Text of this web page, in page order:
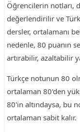
Öğrencilerin notları,
değerlendirilir ve
dersler, ortalamanı
nedenle, 80 puanın
artırabilir, azaltabilir
Türkçe notunun 80
ortalaman 80'den
80'in altındaysa, bu
ortalaman sabit kalır.